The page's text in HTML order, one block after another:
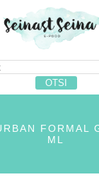
FORMAL
ML